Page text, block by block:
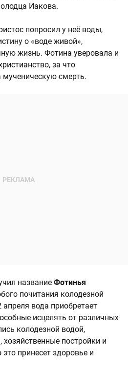
Иакова.
попросил у неё воды,
о «воде живой»,
жизнь. Фотина уверовала и
за что
смерть.
название Фотинья
почитания колодезной
вода приобретает
исцелять от различных
колодезной водой,
постройки и
принесет здоровье и